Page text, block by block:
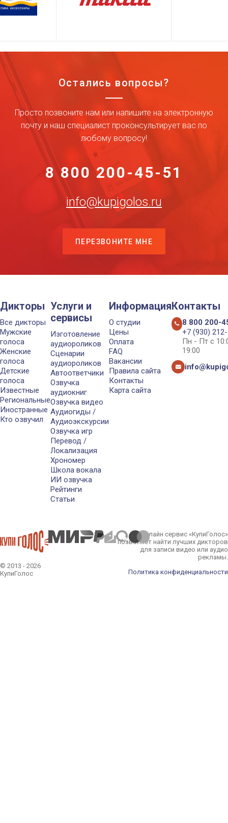
Остались вопросы?
Просто позвоните нам или напишите на электронную
почту и наш специалист проконсультирует вас по
любому вопросу!
8 800 200-45-51
info@kupigolos.ru
ПЕРЕЗВОНИТЕ МНЕ
Дикторы
Все дикторы
Мужские
голоса
Женские
голоса
Детские
голоса
Известные
Региональные
Иностранные
Кто озвучил
Услуги и
сервисы
Изготовление
аудиороликов
Сценарии
аудиороликов
Автоответчики
Озвучка
аудиокниг
Озвучка видео
Аудиогиды /
Аудиоэкскурсии
Озвучка игр
Перевод /
Локализация
Хрономер
Школа вокала
ИИ озвучка
Рейтинги
Статьи
Информация
О студии
Цены
Оплата
FAQ
Вакансии
Правила сайта
Контакты
Карта сайта
Контакты
8 800 200-
+7 (930)
Пн - Пт с
19:00
© 2013 - 2026
КупиГолос
Онлайн сервис «КупиГолос»
позволяет найти лучших дикторов
для записи видео или аудио
рекламы.
Политика конфиденциальности